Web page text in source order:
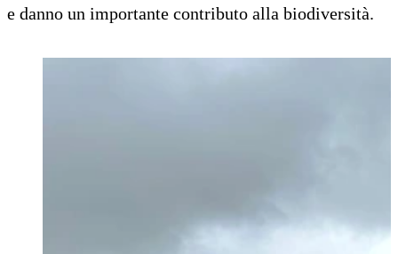
e danno un importante contributo alla biodiversità.